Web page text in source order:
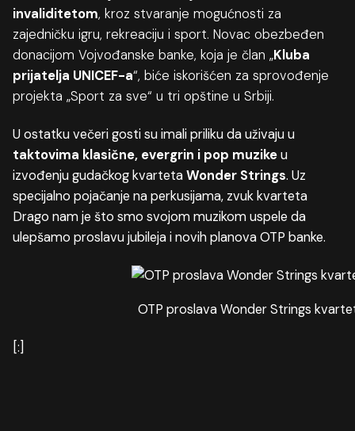
invaliditetom, kroz stvaranje mogućnosti za
zajedničku igru, rekreaciju i sport. Novac obezbeđen
donacijom Vojvođanske banke, koja je član „Kluba
prijatelja UNICEF-a“, biće iskorišćen za sprovođenje
projekta „Sport za sve“ u tri opštine u Srbiji.
U ostatku večeri gosti su imali priliku da uživaju u
taktovima klasične, evergrin i pop muzikeu
izvođenju gudačkog kvartetaWonder Strings. Uz
specijalno pojačanje na perkusijama, zvuk kvarteta
Drago nam je što smo svojom muzikom uspele da
ulepšamo proslavu jubileja i novih planova OTP banke.
OTP proslava Wonder Strings
[:]